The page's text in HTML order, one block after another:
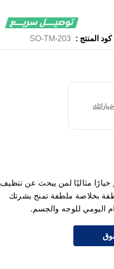
كود المنتج : SO-TM-203
صابون منظف لطيف للبشرة قطعة 127 جم خيارًا مثاليًا لمن يبحث عن تنظيف
بخلاصة ملطفة تمنح بشرتك
اليومي للوجه والجسم.